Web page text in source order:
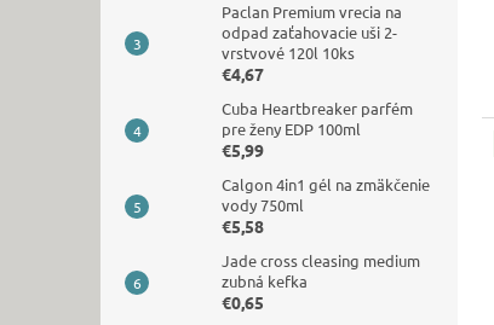
Paclan Premium vrecia na
odpad zaťahovacie uši 2-
vrstvové 120l 10ks
€4,67
Cuba Heartbreaker parfém
pre ženy EDP 100ml
€5,99
Calgon 4in1 gél na zmäkčenie
vody 750ml
€5,58
Jade cross cleasing medium
zubná kefka
€0,65